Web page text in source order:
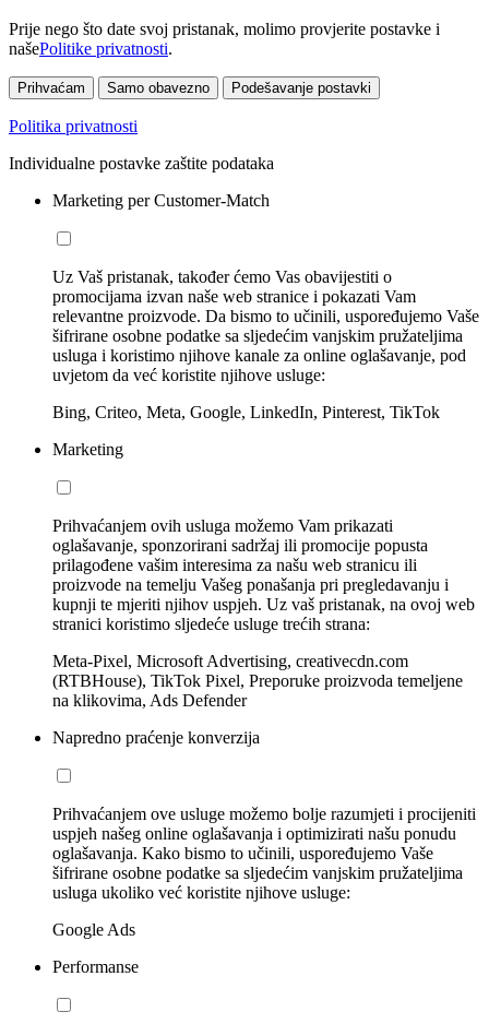
Prije nego što date svoj pristanak, molimo provjerite postavke i
našePolitike privatnosti.
Prihvaćam Samo obavezno Podešavanje postavki
Politika privatnosti
Individualne postavke zaštite podataka
Marketing per Customer-Match
Uz Vaš pristanak, također ćemo Vas obavijestiti o
promocijama izvan naše web stranice i pokazati Vam
relevantne proizvode. Da bismo to učinili, uspoređujemo Vaše
šifrirane osobne podatke sa sljedećim vanjskim pružateljima
usluga i koristimo njihove kanale za online oglašavanje, pod
uvjetom da već koristite njihove usluge:
Bing, Criteo, Meta, Google, LinkedIn, Pinterest, TikTok
Marketing
Prihvaćanjem ovih usluga možemo Vam prikazati
oglašavanje, sponzorirani sadržaj ili promocije popusta
prilagođene vašim interesima za našu web stranicu ili
proizvode na temelju Vašeg ponašanja pri pregledavanju i
kupnji te mjeriti njihov uspjeh. Uz vaš pristanak, na ovoj web
stranici koristimo sljedeće usluge trećih strana:
Meta-Pixel, Microsoft Advertising, creativecdn.com
(RTBHouse), TikTok Pixel, Preporuke proizvoda temeljene
na klikovima, Ads Defender
Napredno praćenje konverzija
Prihvaćanjem ove usluge možemo bolje razumjeti i procijeniti
uspjeh našeg online oglašavanja i optimizirati našu ponudu
oglašavanja. Kako bismo to učinili, uspoređujemo Vaše
šifrirane osobne podatke sa sljedećim vanjskim pružateljima
usluga ukoliko već koristite njihove usluge:
Google Ads
Performanse